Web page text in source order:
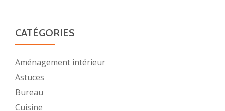
CATÉGORIES
Aménagement intérieur
Astuces
Bureau
Cuisine